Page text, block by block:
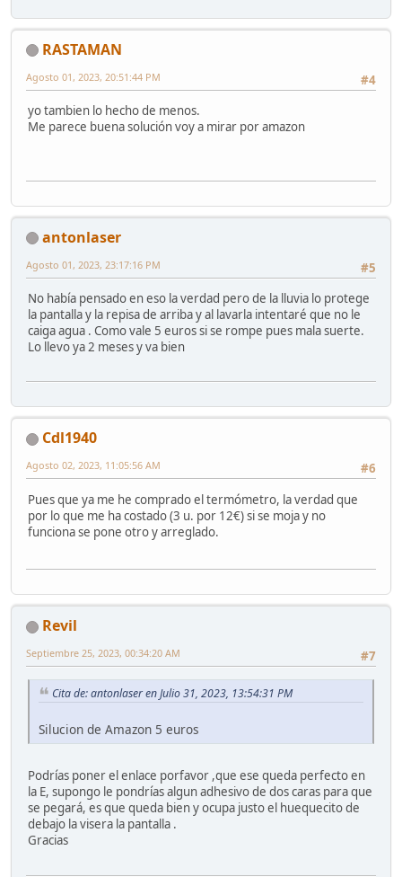
RASTAMAN
#4
Agosto 01, 2023, 20:51:44 PM
yo tambien lo hecho de menos.
Me parece buena solución voy a mirar por amazon
antonlaser
#5
Agosto 01, 2023, 23:17:16 PM
No había pensado en eso la verdad pero de la lluvia lo protege
la pantalla y la repisa de arriba y al lavarla intentaré que no le
caiga agua . Como vale 5 euros si se rompe pues mala suerte.
Lo llevo ya 2 meses y va bien
Cdl1940
#6
Agosto 02, 2023, 11:05:56 AM
Pues que ya me he comprado el termómetro, la verdad que
por lo que me ha costado (3 u. por 12€) si se moja y no
funciona se pone otro y arreglado.
Revil
#7
Septiembre 25, 2023, 00:34:20 AM
Cita de: antonlaser en Julio 31, 2023, 13:54:31 PM
Silucion de Amazon 5 euros
Podrías poner el enlace porfavor ,que ese queda perfecto en
la E, supongo le pondrías algun adhesivo de dos caras para que
se pegará, es que queda bien y ocupa justo el huequecito de
debajo la visera la pantalla .
Gracias